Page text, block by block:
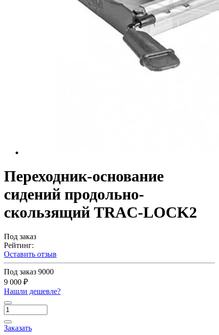
Переходник-основание
сидений продольно-
скользящий TRAC-LOCK2
Под заказ
Рейтинг:
Оставить отзыв
Под заказ 9000
9 000 ₽
Нашли дешевле?
Заказать